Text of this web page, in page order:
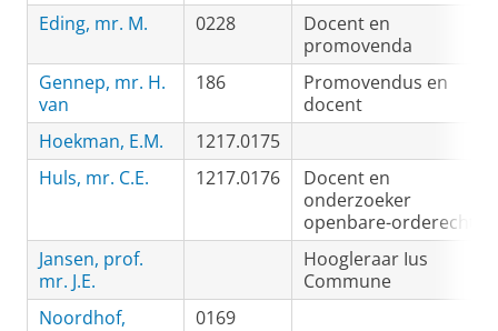
Eding, mr. M.
0228
Docent en
promovenda
Gennep, mr. H.
van
186
Promovendus en
docent
Hoekman, E.M.
1217.0175
Huls, mr. C.E.
1217.0176
Docent en
onderzoeker
openbare-orderecht
Jansen, prof.
mr. J.E.
Hoogleraar Ius
Commune
Noordhof,
0169